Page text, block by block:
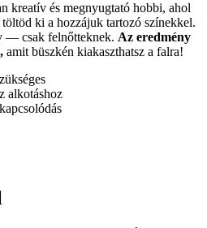
kreatív és megnyugtató hobbi, ahol
ki a hozzájuk tartozó színekkel.
— csak felnőtteknek. Az eredmény
amit büszkén kiakaszthatsz a falra!
alkotáshoz